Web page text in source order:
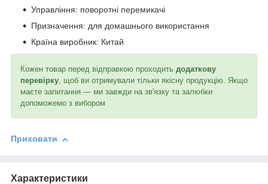
Управління: поворотні перемикачі
Призначення: для домашнього використання
Країна виробник: Китай
Кожен товар перед відправкою проходить додаткову
перевірку, щоб ви отримували тільки якісну продукцію. Якщо
маєте запитання — ми завжди на зв'язку та залюбки
допоможемо з вибором
Приховати
Характеристики